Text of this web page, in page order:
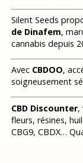
Silent Seeds
de Dinafem,
cannabis depuis
Avec CBDOO,
soigneusement
CBD Discounter,
fleurs, résines,
CBG9, CBDX…